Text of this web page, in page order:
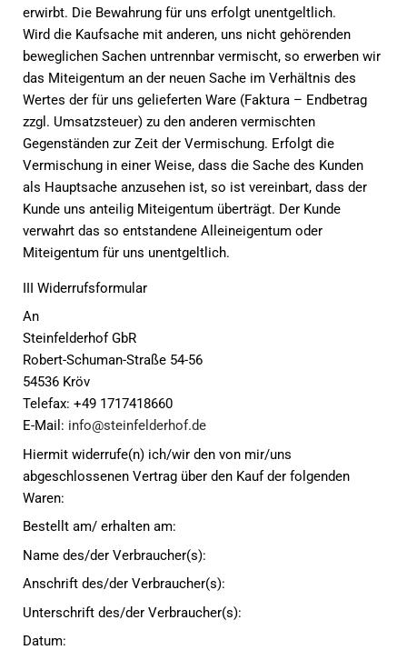
erwirbt. Die Bewahrung für uns erfolgt unentgeltlich.
Wird die Kaufsache mit anderen, uns nicht gehörenden
beweglichen Sachen untrennbar vermischt, so erwerben wir
das Miteigentum an der neuen Sache im Verhältnis des
Wertes der für uns gelieferten Ware (Faktura – Endbetrag
zzgl. Umsatzsteuer) zu den anderen vermischten
Gegenständen zur Zeit der Vermischung. Erfolgt die
Vermischung in einer Weise, dass die Sache des Kunden
als Hauptsache anzusehen ist, so ist vereinbart, dass der
Kunde uns anteilig Miteigentum überträgt. Der Kunde
verwahrt das so entstandene Alleineigentum oder
Miteigentum für uns unentgeltlich.
III Widerrufsformular
An
Steinfelderhof GbR
Robert-Schuman-Straße 54-56
54536 Kröv
Telefax: +49 1717418660
E-Mail: info@steinfelderhof.de
Hiermit widerrufe(n) ich/wir den von mir/uns
abgeschlossenen Vertrag über den Kauf der folgenden
Waren:
Bestellt am/ erhalten am:
Name des/der Verbraucher(s):
Anschrift des/der Verbraucher(s):
Unterschrift des/der Verbraucher(s):
Datum: